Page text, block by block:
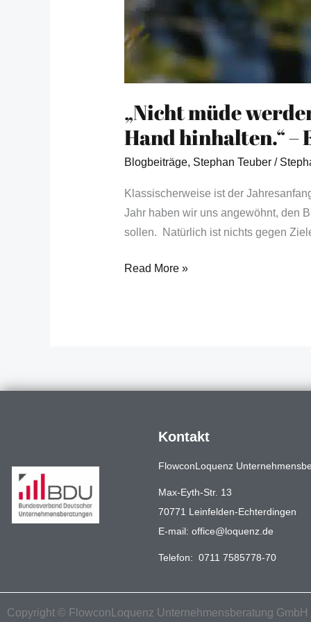
„Nicht müde
Hand hinhalten.“ –
Blogbeiträge, Stephan Teuber/
Klassischerweise ist der
Jahr haben wir uns angewöhnt, den
sollen. Natürlich ist nichts gegen
Read More »
Kontakt
FlowconLoquenz
Max-Eyth-Str. 13
70771 Leinfelden-Echterdingen
E-mail:office@loquenz.de
Telefon:0711 7585778-70
Copyright © FlowconLoquenz Unternehmensberatung GmbH